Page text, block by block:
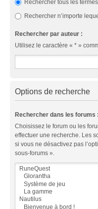
Rechercher tous les termes
Rechercher n’importe
Rechercher par auteur :
Utilisez le caractère « * »
Options de recherche
Rechercher dans les forums :
Choisissez le forum ou les
effectuer une recherche. Les
si vous ne désactivez pas
sous-forums ».